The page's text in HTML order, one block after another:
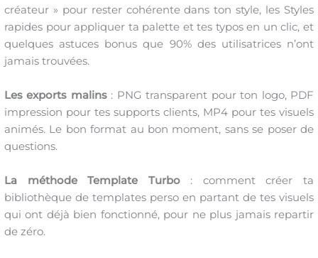
créateur » pour rester cohérente dans ton style, les Styles
rapides pour appliquer ta palette et tes typos en un clic, et
quelques astuces bonus que 90% des utilisatrices n’ont
jamais trouvées.
Les exports malins: PNG transparent pour ton logo, PDF
impression pour tes supports clients, MP4 pour tes visuels
animés. Le bon format au bon moment, sans se poser de
questions.
La méthode Template Turbo: comment créer ta
bibliothèque de templates perso en partant de tes visuels
qui ont déjà bien fonctionné, pour ne plus jamais repartir
de zéro.